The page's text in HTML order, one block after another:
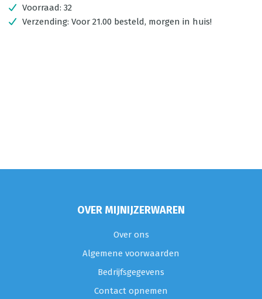
Voorraad: 32
Verzending: Voor 21.00 besteld, morgen in huis!
OVER MIJNIJZERWAREN
Over ons
Algemene voorwaarden
Bedrijfsgegevens
Contact opnemen